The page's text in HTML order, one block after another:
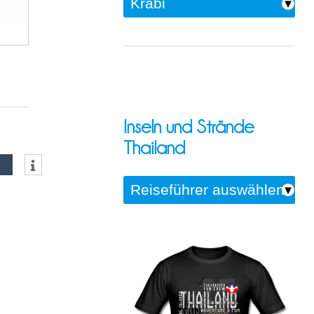
Inseln und Strände
Thailand